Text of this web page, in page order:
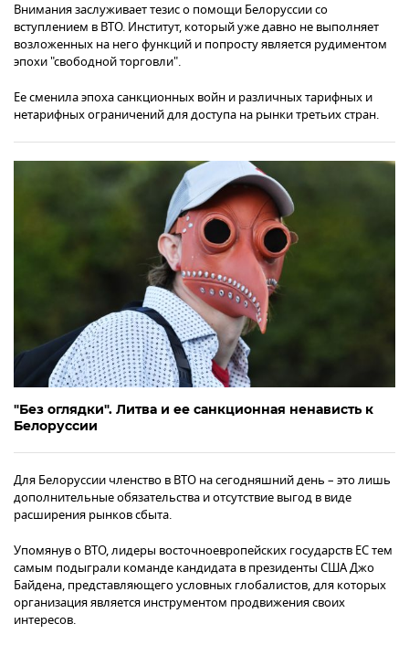
Внимания заслуживает тезис о помощи Белоруссии со
вступлением в ВТО. Институт, который уже давно не выполняет
возложенных на него функций и попросту является рудиментом
эпохи "свободной торговли".
Ее сменила эпоха санкционных войн и различных тарифных и
нетарифных ограничений для доступа на рынки третьих стран.
"Без оглядки". Литва и ее санкционная ненависть к
Белоруссии
Для Белоруссии членство в ВТО на сегодняшний день – это лишь
дополнительные обязательства и отсутствие выгод в виде
расширения рынков сбыта.
Упомянув о ВТО, лидеры восточноевропейских государств ЕС тем
самым подыграли команде кандидата в президенты США Джо
Байдена, представляющего условных глобалистов, для которых
организация является инструментом продвижения своих
интересов.